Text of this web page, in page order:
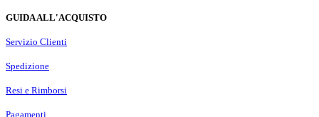
GUIDA ALL'ACQUISTO
Servizio Clienti
Spedizione
Resi e Rimborsi
Pagamenti